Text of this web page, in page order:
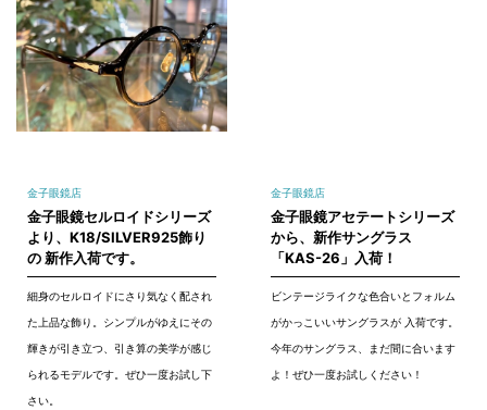
金子眼鏡店
金子眼鏡セルロイドシリーズ
より、K18/SILVER925飾り
の 新作入荷です。
細身のセルロイドにさり気なく配され
た上品な飾り。シンプルがゆえにその
輝きが引き立つ、引き算の美学が感じ
られるモデルです。ぜひ一度お試し下
さい。
金子眼鏡店
金子眼鏡アセテートシリーズ
から、新作サングラス
「KAS-26」入荷！
ビンテージライクな色合いとフォルム
がかっこいいサングラスが 入荷です。
今年のサングラス、まだ間に合います
よ！ぜひ一度お試しください！